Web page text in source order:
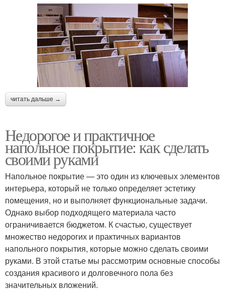
читать дальше →
Недорогое и практичное
напольное покрытие: как сделать
своими руками
Напольное покрытие — это один из ключевых элементов
интерьера, который не только определяет эстетику
помещения, но и выполняет функциональные задачи.
Однако выбор подходящего материала часто
ограничивается бюджетом. К счастью, существует
множество недорогих и практичных вариантов
напольного покрытия, которые можно сделать своими
руками. В этой статье мы рассмотрим основные способы
создания красивого и долговечного пола без
значительных вложений.